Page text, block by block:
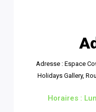
Adresse : Espace
Holidays Gallery,
Horaires :